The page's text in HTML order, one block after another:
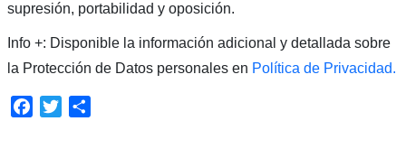
supresión, portabilidad y oposición.
Info +: Disponible la información adicional y detallada sobre
la Protección de Datos personales en Política de Privacidad.
Facebook
Twitter